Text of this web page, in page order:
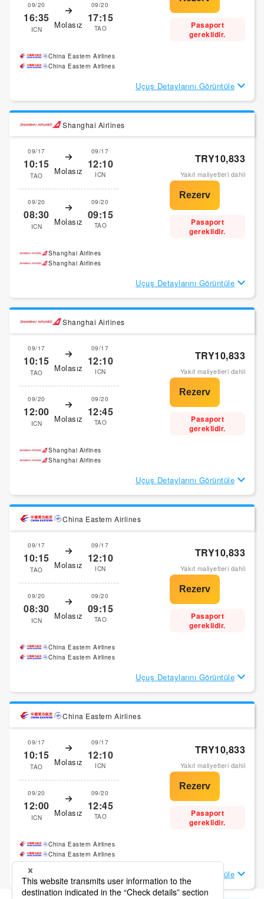
09/20
16:35
ICN Molasız
09/20
17:15
TAO
Pasaport
gereklidir.
China Eastern Airlines
China Eastern Airlines
Uçuş Detaylarını Görüntüle
Shanghai Airlines
09/17
10:15
TAO Molasız
09/17
12:10
ICN
09/20
08:30
ICN Molasız
09/20
09:15
TAO
TRY10,833
Yakıt maliyetleri dahil
Pasaport
gereklidir.
Shanghai Airlines
Shanghai Airlines
Uçuş Detaylarını Görüntüle
Shanghai Airlines
09/17
10:15
TAO Molasız
09/17
12:10
ICN
09/20
12:00
ICN Molasız
09/20
12:45
TAO
TRY10,833
Yakıt maliyetleri dahil
Pasaport
gereklidir.
Shanghai Airlines
Shanghai Airlines
Uçuş Detaylarını Görüntüle
China Eastern Airlines
09/17
10:15
TAO Molasız
09/17
12:10
ICN
09/20
08:30
ICN Molasız
09/20
09:15
TAO
TRY10,833
Yakıt maliyetleri dahil
Pasaport
gereklidir.
China Eastern Airlines
China Eastern Airlines
Uçuş Detaylarını Görüntüle
China Eastern Airlines
09/17
10:15
TAO Molasız
09/17
12:10
ICN
09/20
12:00
ICN Molasız
09/20
12:45
TAO
TRY10,833
Yakıt maliyetleri dahil
Pasaport
gereklidir.
China Eastern Airlines
China Eastern Airlines
Uçuş Detaylarını Görüntüle